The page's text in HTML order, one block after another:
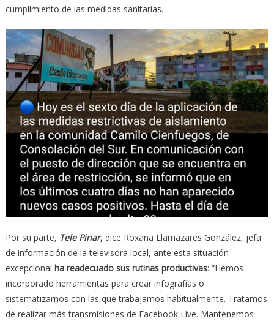
cumplimiento de las medidas sanitarias.
Por su parte, Tele Pinar, dice Roxana Llamazares González, jefa
de información de la televisora local, ante esta situación
excepcional ha readecuado sus rutinas productivas: “Hemos
incorporado herramientas para crear infografías o
sistematizarnos con las que trabajamos habitualmente. Tratamos
de realizar más transmisiones de Facebook Live. Mantenemos